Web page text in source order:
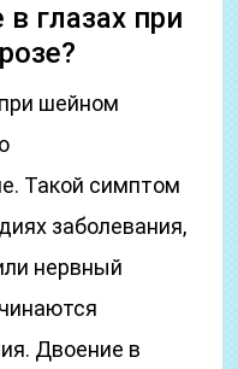
глазах при
шейном
Такой симптом
заболевания,
нервный
Двоение в